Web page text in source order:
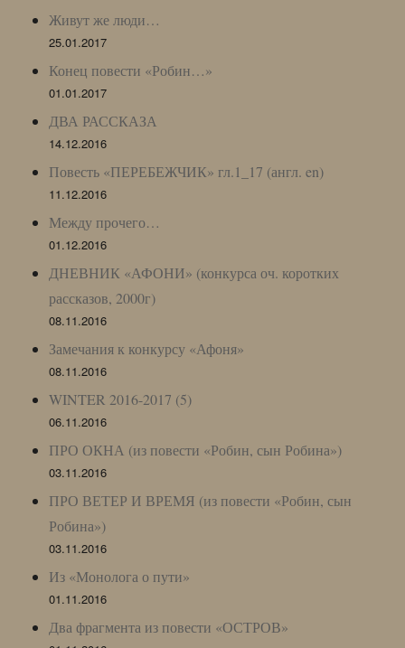
Живут же люди…
25.01.2017
Конец повести «Робин…»
01.01.2017
ДВА РАССКАЗА
14.12.2016
Повесть «ПЕРЕБЕЖЧИК» гл.1_17 (англ. en)
11.12.2016
Между прочего…
01.12.2016
ДНЕВНИК «АФОНИ» (конкурса оч. коротких
рассказов, 2000г)
08.11.2016
Замечания к конкурсу «Афоня»
08.11.2016
WINTER 2016-2017 (5)
06.11.2016
ПРО ОКНА (из повести «Робин, сын Робина»)
03.11.2016
ПРО ВЕТЕР И ВРЕМЯ (из повести «Робин, сын
Робина»)
03.11.2016
Из «Монолога о пути»
01.11.2016
Два фрагмента из повести «ОСТРОВ»